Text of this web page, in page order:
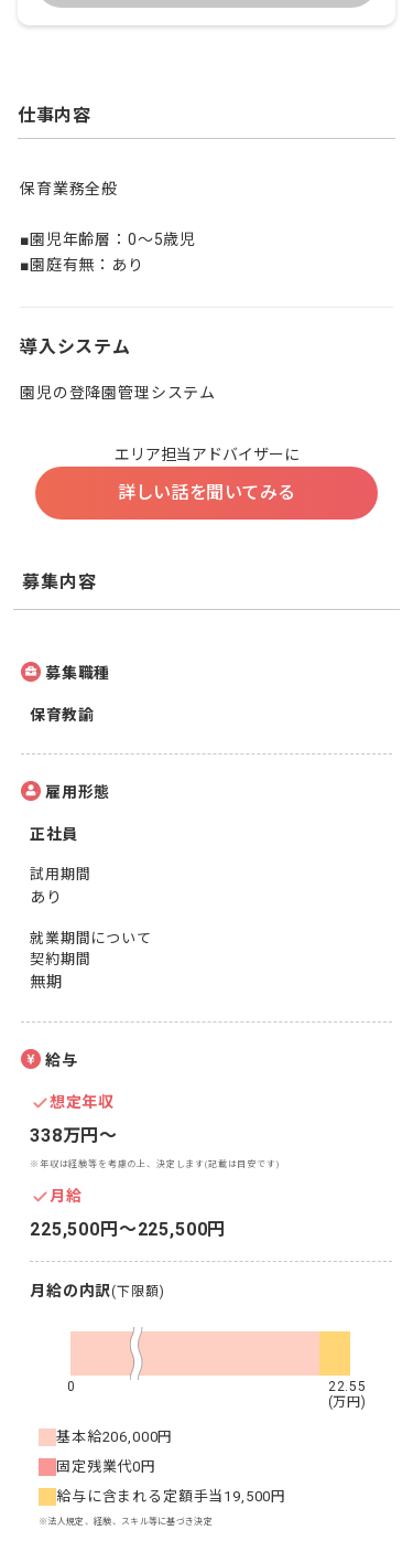
仕事内容
保育業務全般
■園児年齢層：0～5歳児
■園庭有無：あり
導入システム
園児の登降園管理システム
エリア担当アドバイザーに
詳しい話を聞いてみる
募集内容
募集職種
保育教諭
雇用形態
正社員
試用期間
あり
就業期間について
契約期間
無期
給与
想定年収
338万円〜
※年収は経験等を考慮の上、決定します(記載は目安です)
月給
225,500円〜225,500円
月給の内訳(下限額)
0
22.55
(万円)
基本給206,000円
固定残業代0円
給与に含まれる定額手当 19,500円
※法人規定、経験、スキル等に基づき決定